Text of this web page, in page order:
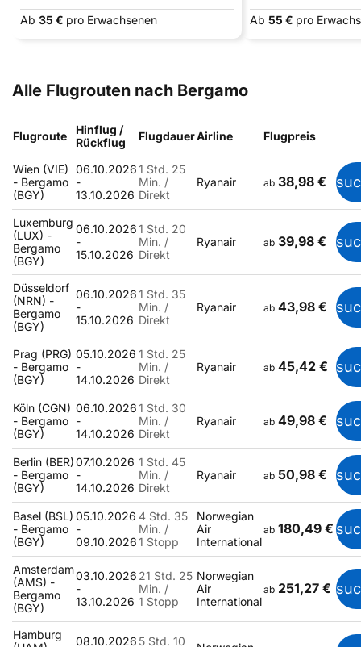
Ab 35 € pro Erwachsenen
Ab 55 € pro
Alle Flugrouten nach Bergamo
Flugroute
Hinflug /
Rückflug
FlugdauerAirline Flugpreis
Wien (VIE)
- Bergamo
(BGY)
06.10.2026
-
13.10.2026
1 Std. 25
Min. /
Direkt
Ryanair ab 38,98 €
Luxemburg
(LUX) -
Bergamo
(BGY)
06.10.2026
-
15.10.2026
1 Std. 20
Min. /
Direkt
Ryanair ab 39,98 €
Düsseldorf
(NRN) -
Bergamo
(BGY)
06.10.2026
-
15.10.2026
1 Std. 35
Min. /
Direkt
Ryanair ab 43,98 €
Prag (PRG)
- Bergamo
(BGY)
05.10.2026
-
14.10.2026
1 Std. 25
Min. /
Direkt
Ryanair ab 45,42 €
Köln (CGN)
- Bergamo
(BGY)
06.10.2026
-
14.10.2026
1 Std. 30
Min. /
Direkt
Ryanair ab 49,98 €
Berlin (BER)
- Bergamo
(BGY)
07.10.2026
-
14.10.2026
1 Std. 45
Min. /
Direkt
Ryanair ab 50,98 €
Basel (BSL)
- Bergamo
(BGY)
05.10.2026
-
09.10.2026
4 Std. 35
Min. /
1 Stopp
Norwegian
Air
International
ab 180,49 €
Amsterdam
(AMS) -
Bergamo
(BGY)
03.10.2026
-
13.10.2026
21 Std. 25
Min. /
1 Stopp
Norwegian
Air
International
ab 251,27 €
Hamburg
08.10.2026 5 Std. 10